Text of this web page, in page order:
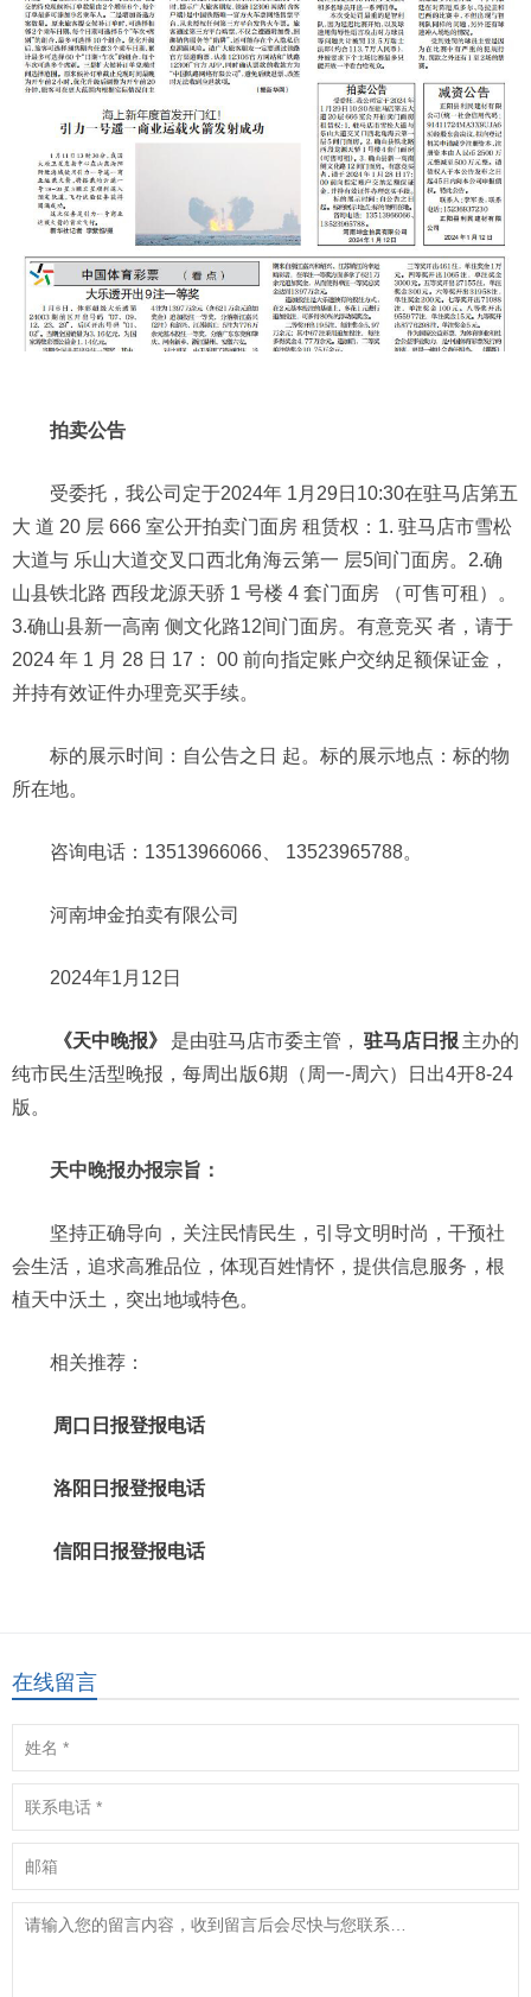
拍卖公告
受委托，我公司定于2024年 1月29日10:30在驻马店第五
大 道 20 层 666 室公开拍卖门面房 租赁权：1. 驻马店市雪松
大道与 乐山大道交叉口西北角海云第一 层5间门面房。2.确
山县铁北路 西段龙源天骄 1 号楼 4 套门面房 （可售可租）。
3.确山县新一高南 侧文化路12间门面房。有意竞买 者，请于
2024 年 1 月 28 日 17： 00 前向指定账户交纳足额保证金，
并持有效证件办理竞买手续。
标的展示时间：自公告之日 起。标的展示地点：标的物
所在地。
咨询电话：13513966066、 13523965788。
河南坤金拍卖有限公司
2024年1月12日
《天中晚报》 是由驻马店市委主管， 驻马店日报 主办的
纯市民生活型晚报，每周出版6期（周一-周六）日出4开8-24
版。
天中晚报办报宗旨：
坚持正确导向，关注民情民生，引导文明时尚，干预社
会生活，追求高雅品位，体现百姓情怀，提供信息服务，根
植天中沃土，突出地域特色。
相关推荐：
周口日报登报电话
洛阳日报登报电话
信阳日报登报电话
在线留言